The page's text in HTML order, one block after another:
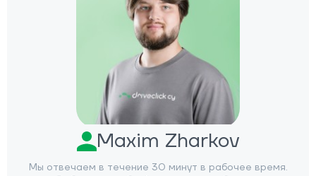
Maxim Zharkov
Мы отвечаем в течение 30 минут в рабочее время.